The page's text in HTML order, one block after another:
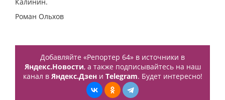
Роман Ольхов
Добавляйте «Репортер 64» в источники в
Яндекс.Новости, а также подписывайтесь на наш
канал в Яндекс.Дзени Telegram. Будет интересно!